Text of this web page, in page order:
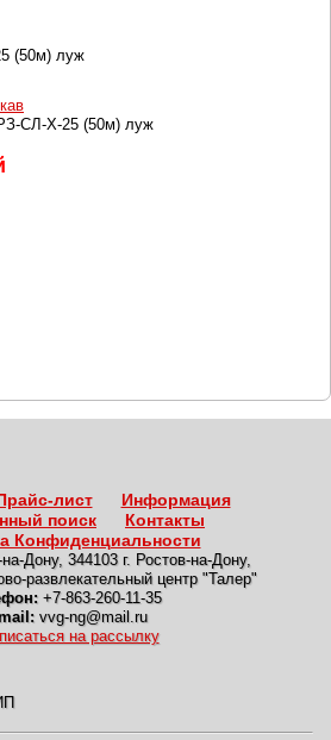
(50м) луж
СЛ-Х-25 (50м) луж
лист
Информация
поиск
Контакты
Конфиденциальности
на-Дону, 344103 г. Ростов-на-Дону,
развлекательный центр "Талер"
+7-863-260-11-35
vvg-ng@mail.ru
на рассылку